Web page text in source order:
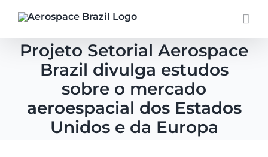
content
Projeto Setorial Aerospace
Brazil divulga estudos
sobre o mercado
aeroespacial dos Estados
Unidos e da Europa